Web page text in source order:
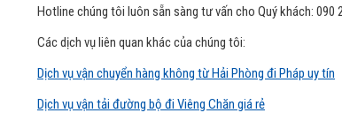
Hotline chúng tôi luôn sẵn sàng tư vấn cho Quý khách: 090
Các dịch vụ liên quan khác của chúng tôi:
Dịch vụ vận chuyển hàng không từ Hải Phòng đi Pháp uy tín
Dịch vụ vận tải đường bộ đi Viêng Chăn giá rẻ